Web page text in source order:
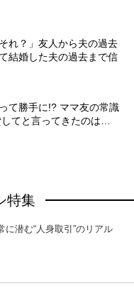
れ？」友人から夫の過去
結婚した夫の過去まで信
て勝手に!? ママ友の常識
てと言ってきたのは…
特集
に潜む“人身取引”のリアル